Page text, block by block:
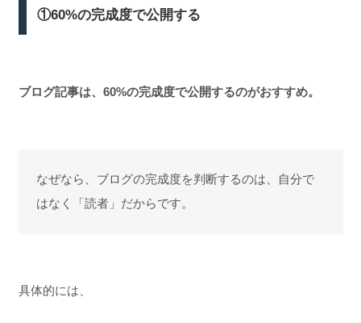
①60%の完成度で公開する
ブログ記事は、60%の完成度で公開するのがおすすめ。
なぜなら、ブログの完成度を判断するのは、自分で
はなく「読者」だからです。
具体的には、